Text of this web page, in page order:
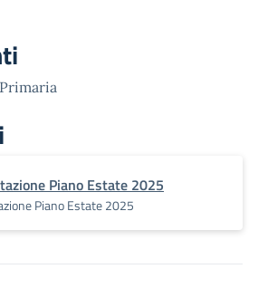
Piano Estate 2025
Piano Estate 2025